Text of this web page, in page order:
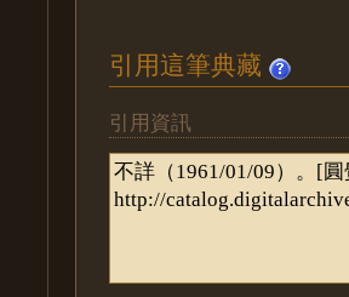
引用這筆典藏
引用資訊